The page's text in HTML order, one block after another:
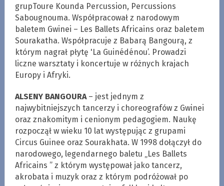
grupToure Kounda Percussion, Percussions
Sabougnouma. Współpracował z narodowym
baletem Gwinei – Les Ballets Africains oraz baletem
Sourakatha. Współpracuje z Babarą Bangourą, z
którym nagrał płytę 'La Guinédénou’. Prowadzi
liczne warsztaty i koncertuje w różnych krajach
Europy i Afryki.
ALSENY BANGOURA– jest jednym z
najwybitniejszych tancerzy i choreografów z Gwinei
oraz znakomitym i cenionym pedagogiem. Naukę
rozpoczął w wieku 10 lat występując z grupami
Circus Guinee oraz Sourakhata. W 1998 dołączył do
narodowego, legendarnego baletu „Les Ballets
Africains ” z którym występował jako tancerz,
akrobata i muzyk oraz z którym podróżował po